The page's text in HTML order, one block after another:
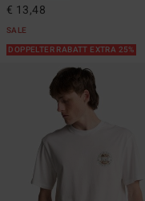
€ 13,48
SALE
DOPPELTER RABATT EXTRA 25%